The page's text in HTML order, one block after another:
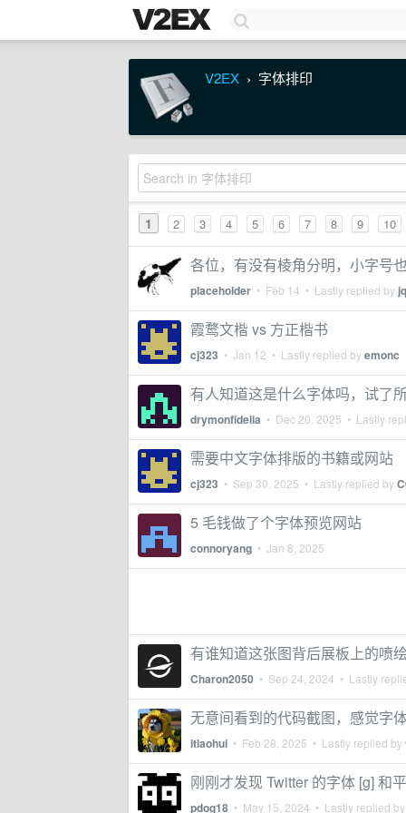
V2EX › 字体排印
1 2 3 4 5 6 7 8 9 10
各位，有没有棱角分明，小字号
placeholder • Feb 14 • Lastly replied by
霞鹜文楷 vs 方正楷书
cj323 • Jan 12 • Lastly replied byemonc
有人知道这是什么字体吗，试了
drymonfidelia • Dec 20, 2025 • Lastly
需要中文字体排版的书籍或网站
cj323 • Sep 30, 2025 • Lastly replied by
5 毛钱做了个字体预览网站
connoryang • Jan 8, 2025
有谁知道这张图背后展板上的喷
Charon2050 • Sep 24, 2024 • Lastly
无意间看到的代码截图，感觉字
itlaohui • Feb 28, 2025 • Lastly replied by
刚刚才发现 Twitter 的字体 [g] 和
pdog18 • May 15, 2024 • Lastly replied